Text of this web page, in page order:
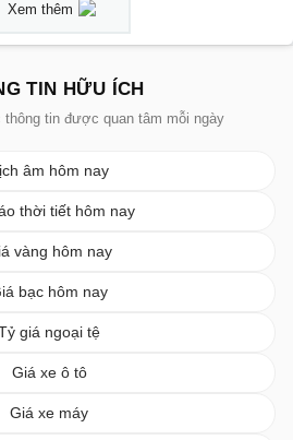
Xem thêm
TIN HỮU ÍCH
thông tin được quan tâm mỗi ngày
âm hôm nay
thời tiết hôm nay
vàng hôm nay
bạc hôm nay
giá ngoại tệ
Giá xe ô tô
Giá xe máy